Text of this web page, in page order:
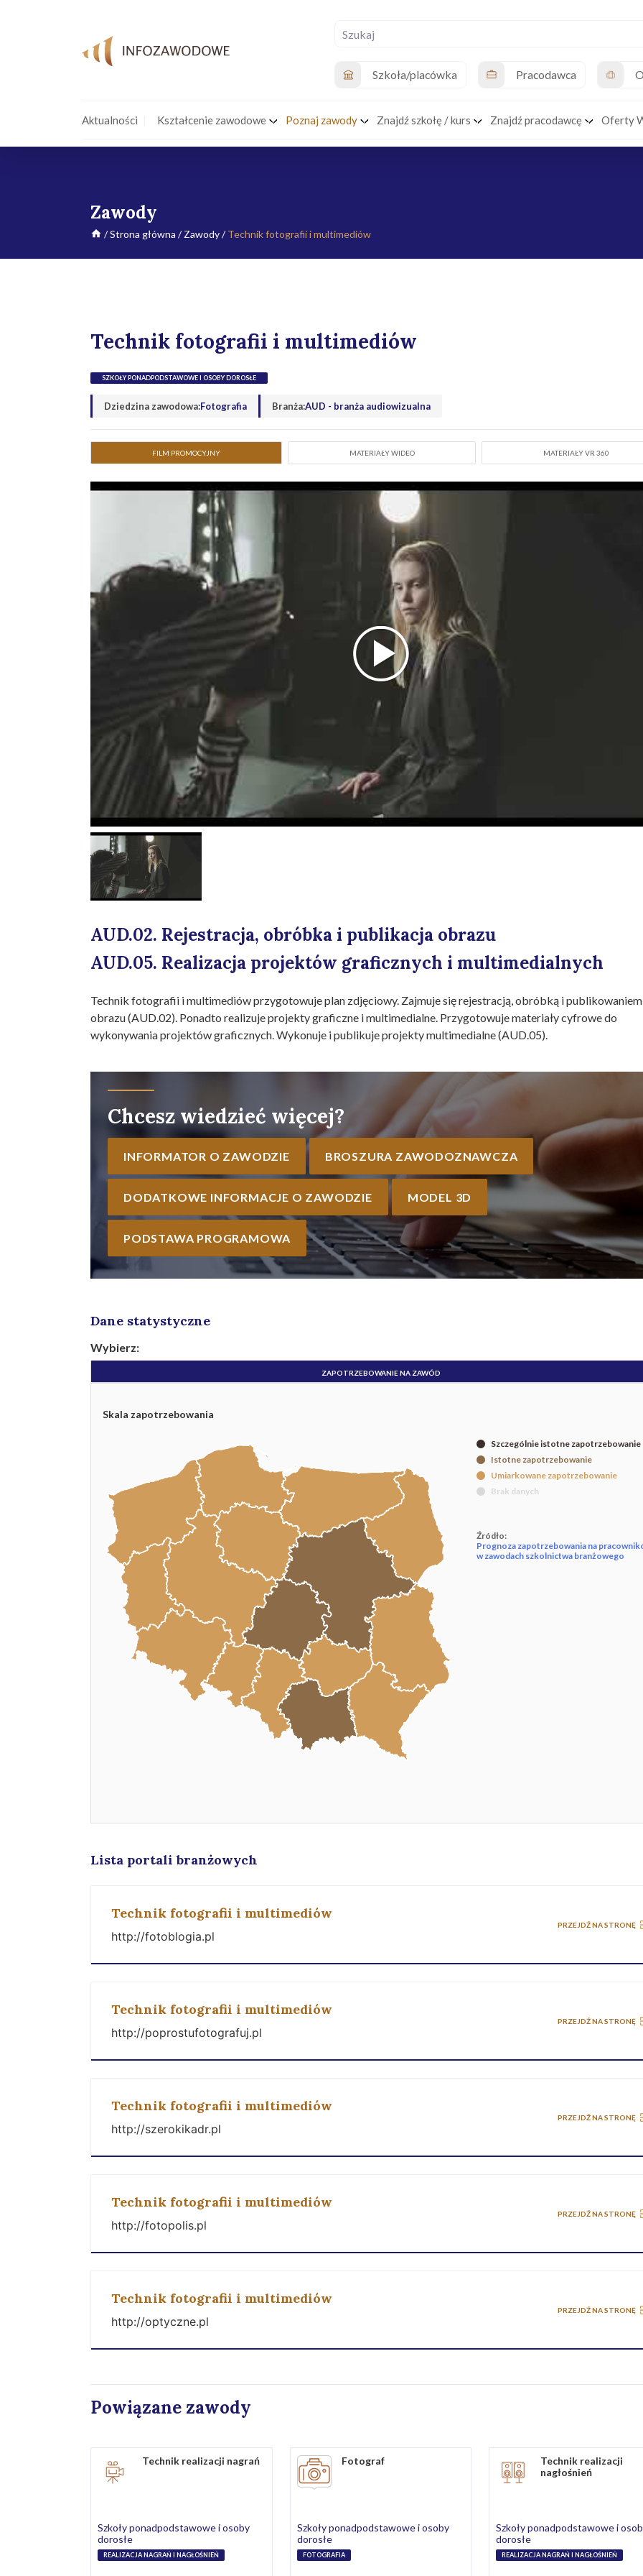
Szkoła/placówka Pracodawca
Aktualności Kształcenie zawodowe Poznaj zawody Znajdź szkołę / kurs Znajdź pracodawcę Oferty
Zawody
/Strona główna /Zawody/Technik fotografii i multimediów
Technik fotografii i multimediów
SZKOŁY PONADPODSTAWOWE I OSOBY DOROSŁE
Dziedzina zawodowa:Fotografia Branża:AUD - branża audiowizualna
FILM PROMOCYJNY MATERIAŁY WIDEO MATERIAŁY VR 360
AUD.02. Rejestracja, obróbka i publikacja obrazu
AUD.05. Realizacja projektów graficznych i multimedialnych
Technik fotografii i multimediów przygotowuje plan zdjęciowy. Zajmuje się rejestracją, obróbką i publikowaniem
obrazu (AUD.02). Ponadto realizuje projekty graficzne i multimedialne. Przygotowuje materiały cyfrowe do
wykonywania projektów graficznych. Wykonuje i publikuje projekty multimedialne (AUD.05).
Chcesz wiedzieć więcej?
INFORMATOR O ZAWODZIE BROSZURA ZAWODOZNAWCZA
DODATKOWE INFORMACJE O ZAWODZIE MODEL 3D
PODSTAWA PROGRAMOWA
Dane statystyczne
Wybierz:
ZAPOTRZEBOWANIE NA ZAWÓD
Skala zapotrzebowania
Szczególnie istotne zapotrzebowanie
Istotne zapotrzebowanie
Umiarkowane zapotrzebowanie
Brak danych
Źródło:
Prognoza zapotrzebowania na
w zawodach szkolnictwa branżowego
Lista portali branżowych
Technik fotografii i multimediów
http://fotoblogia.pl
PRZEJDŹ NA STRONĘ
Technik fotografii i multimediów
http://poprostufotografuj.pl
PRZEJDŹ NA STRONĘ
Technik fotografii i multimediów
http://szerokikadr.pl
PRZEJDŹ NA STRONĘ
Technik fotografii i multimediów
http://fotopolis.pl
PRZEJDŹ NA STRONĘ
Technik fotografii i multimediów
http://optyczne.pl
PRZEJDŹ NA STRONĘ
Powiązane zawody
Technik realizacji nagrań
Szkoły ponadpodstawowe i osoby
dorosłe
REALIZACJA NAGRAŃ I NAGŁOŚNIEŃ
Fotograf
Szkoły ponadpodstawowe i osoby
dorosłe
FOTOGRAFIA
Technik realizacji
nagłośnień
Szkoły ponadpodstawowe i
dorosłe
REALIZACJA NAGRAŃ I NAGŁOŚNIEŃ